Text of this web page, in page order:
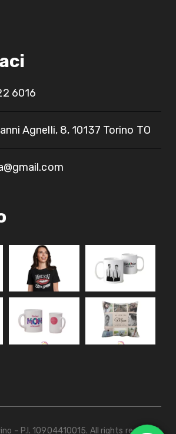
6016
Agnelli, 8, 10137 Torino TO​
– P.I. 10904410015. All rights reserved.